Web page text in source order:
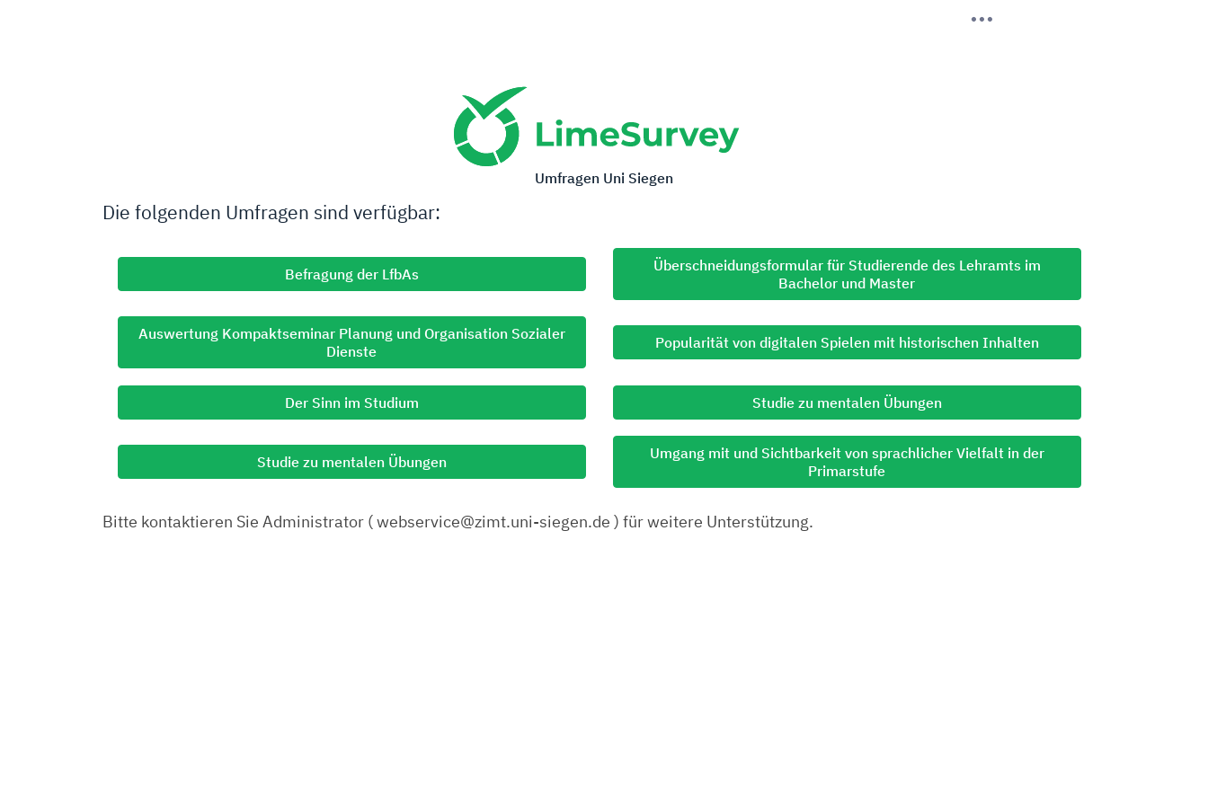
Umfragen Uni Siegen
Die folgenden Umfragen sind verfügbar:
Befragung der LfbAs
Überschneidungsformular für Studierende des Lehramts im
Bachelor und Master
Auswertung Kompaktseminar Planung und Organisation Sozialer
Dienste
Popularität von digitalen Spielen mit historischen Inhalten
Der Sinn im Studium Studie zu mentalen Übungen
Studie zu mentalen Übungen
Umgang mit und Sichtbarkeit von sprachlicher Vielfalt in der
Primarstufe
Bitte kontaktieren Sie Administrator ( webservice@zimt.uni-siegen.de ) für weitere Unterstützung.